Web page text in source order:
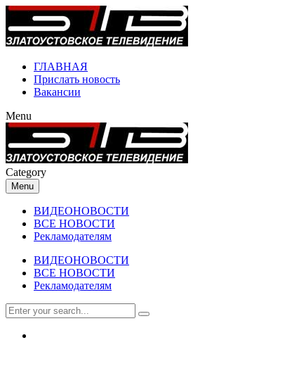
ГЛАВНАЯ
Прислать новость
Вакансии
Menu
Category
Menu
ВИДЕОНОВОСТИ
ВСЕ НОВОСТИ
Рекламодателям
ВИДЕОНОВОСТИ
ВСЕ НОВОСТИ
Рекламодателям